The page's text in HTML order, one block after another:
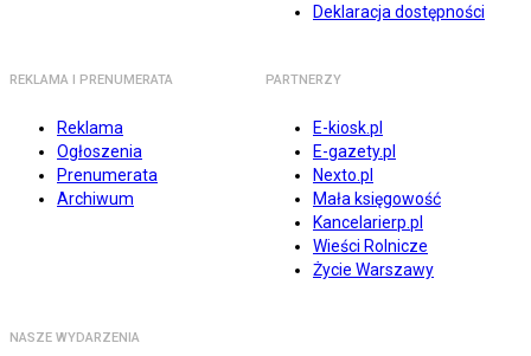
Deklaracja dostępności
REKLAMA I PRENUMERATA
Reklama
Ogłoszenia
Prenumerata
Archiwum
PARTNERZY
E-kiosk.pl
E-gazety.pl
Nexto.pl
Mała księgowość
Kancelarierp.pl
Wieści Rolnicze
Życie Warszawy
NASZE WYDARZENIA